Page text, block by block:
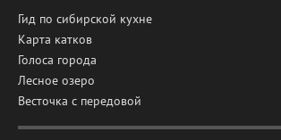
Гид по сибирской кухне
Карта катков
Голоса города
Лесное озеро
Весточка с передовой